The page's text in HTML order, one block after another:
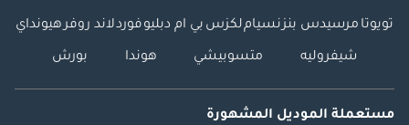
تويوتا مرسيدس بنزنسياملكزس بي ام دبليوفوردلاند روفرهيونداي
شيفروليه متسوبيشي هوندا بورش
مستعملة الموديل المشهورة